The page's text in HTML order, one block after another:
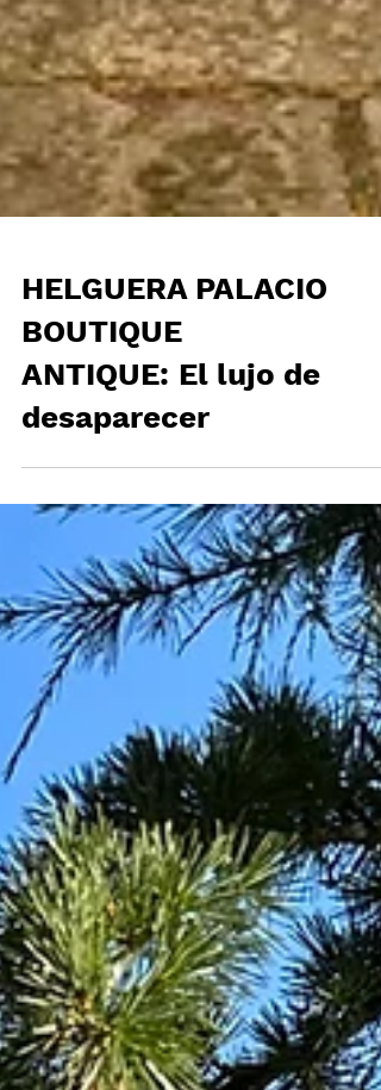
HELGUERA PALACIO
BOUTIQUE
ANTIQUE: El lujo de
desaparecer